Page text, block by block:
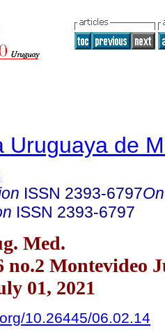
Uruguaya de
ISSN 2393-6797
ISSN 2393-6797
Med.
no.2 Montevideo
01, 2021
10.26445/06.02.14